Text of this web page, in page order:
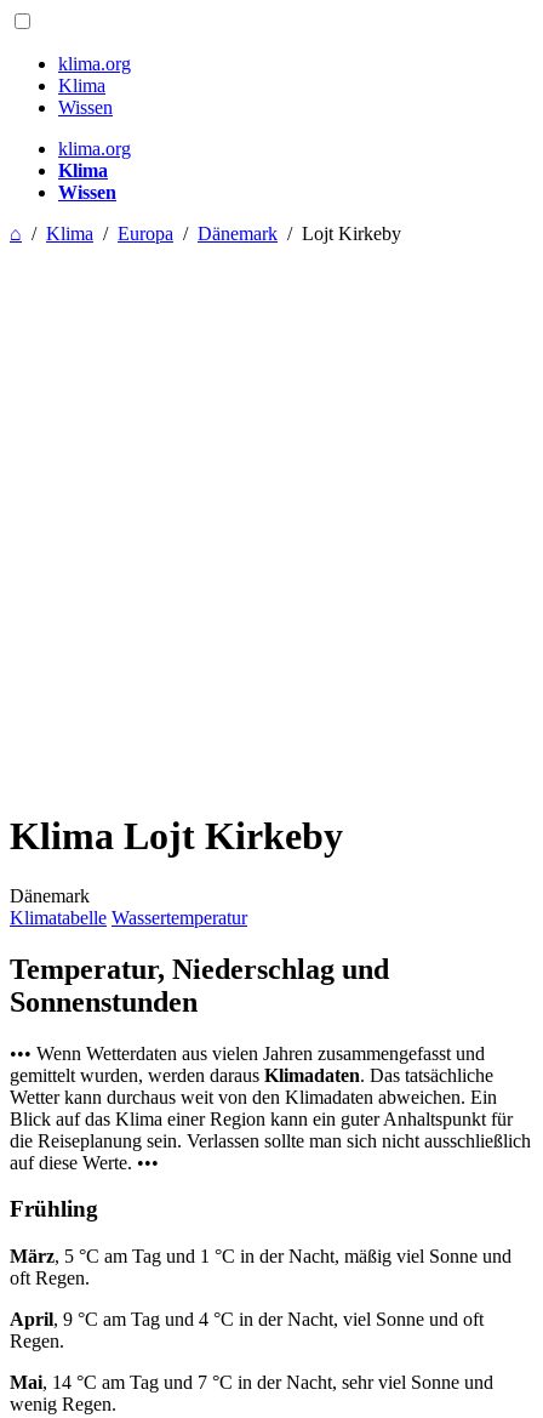
klima.org
Klima
Wissen
klima.org
Klima
Wissen
⌂ / Klima / Europa / Dänemark / Lojt Kirkeby
Klima Lojt Kirkeby
Dänemark
Klimatabelle Wassertemperatur
Temperatur, Niederschlag und
Sonnenstunden
••• Wenn Wetterdaten aus vielen Jahren zusammengefasst und
gemittelt wurden, werden daraus Klimadaten. Das tatsächliche
Wetter kann durchaus weit von den Klimadaten abweichen. Ein
Blick auf das Klima einer Region kann ein guter Anhaltspunkt für
die Reiseplanung sein. Verlassen sollte man sich nicht ausschließlich
auf diese Werte. •••
Frühling
März, 5 °C am Tag und 1 °C in der Nacht, mäßig viel Sonne und
oft Regen.
April, 9 °C am Tag und 4 °C in der Nacht, viel Sonne und oft
Regen.
Mai, 14 °C am Tag und 7 °C in der Nacht, sehr viel Sonne und
wenig Regen.